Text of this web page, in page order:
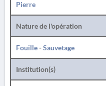
Pierre
Nature de l'opération
Fouille-Sauvetage
Institution(s)